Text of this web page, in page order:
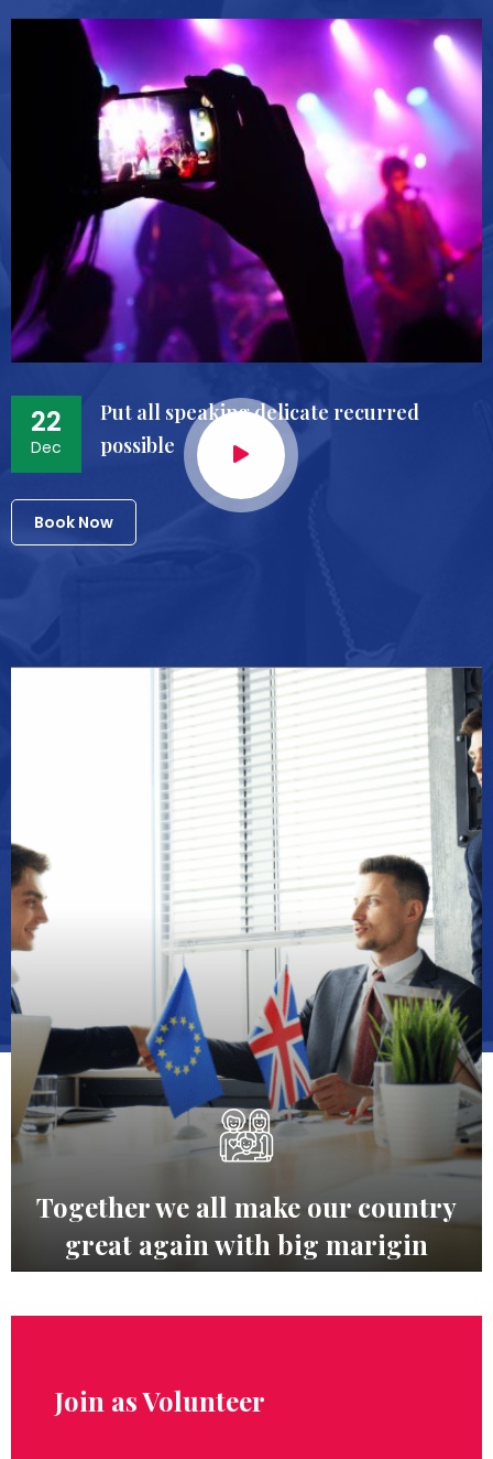
22
Dec
Put all speaking delicate recurred
possible
Book Now
Together we all make our country
great again with big marigin
Join as Volunteer